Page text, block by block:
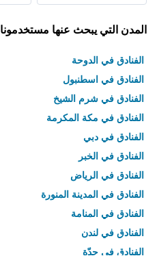
المدن التي يبحث عنها مستخدمونا
الفنادق في الدوحة
الفنادق في اسطنبول
الفنادق في شرم الشيخ
الفنادق في مكة المكرمة
الفنادق في دبي
الفنادق في الخبر
الفنادق في الرياض
الفنادق في المدينة المنورة
الفنادق في المنامة
الفنادق في لندن
الفنادق في جدّة